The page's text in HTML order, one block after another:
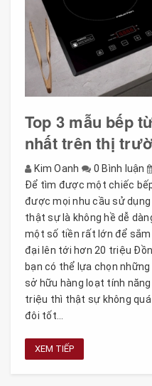
Top 3 mẫu bếp
nhất trên thị
Kim Oanh 0 Bình luận
Để tìm được một chiếc
được mọi nhu cầu sử
thật sự là không hề dễ
một số tiền rất lớn để sắm
đại lên tới hơn 20 triệu
bạn có thể lựa chọn
sở hữu hàng loạt tính
triệu thì thật sự không
đôi tốt...
XEM TIẾP